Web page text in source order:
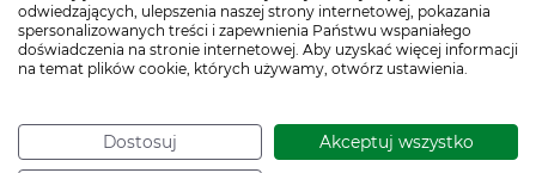
odwiedzających, ulepszenia naszej strony internetowej, pokazania
spersonalizowanych treści i zapewnienia Państwu wspaniałego
doświadczenia na stronie internetowej. Aby uzyskać więcej informacji
na temat plików cookie, których używamy, otwórz ustawienia.
Dostosuj Akceptuj wszystko
Ceny podane na platformie są cenami maksymalnymi. Apteka
ma prawo sprzedać zarezerwowany produkt po cenie niższej od